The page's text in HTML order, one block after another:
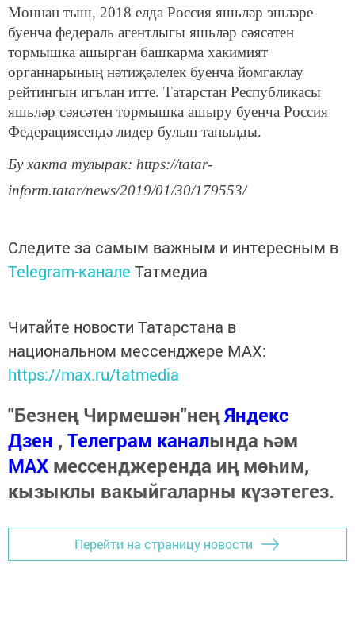
Моннан тыш, 2018 елда Россия яшьләр эшләре
буенча федераль агентлыгы яшьләр сәясәтен
тормышка ашырган башкарма хакимият
органнарының нәтиҗәлелек буенча йомгаклау
рейтингын игълан итте. Татарстан Республикасы
яшьләр сәясәтен тормышка ашыру буенча Россия
Федерациясендә лидер булып танылды.
Бу хакта тулырак: https://tatar-
inform.tatar/news/2019/01/30/179553/
Следите за самым важным и интересным в
Telegram-канале Татмедиа
Читайте новости Татарстана в
национальном мессенджере MАХ:
https://max.ru/tatmedia
"Безнең Чирмешән"неңЯндекс
Дзен , Телеграм каналында һәм
МАХ мессенджеренда иң мөһим,
кызыклы вакыйгаларны күзәтегез.
Перейти на страницу новости